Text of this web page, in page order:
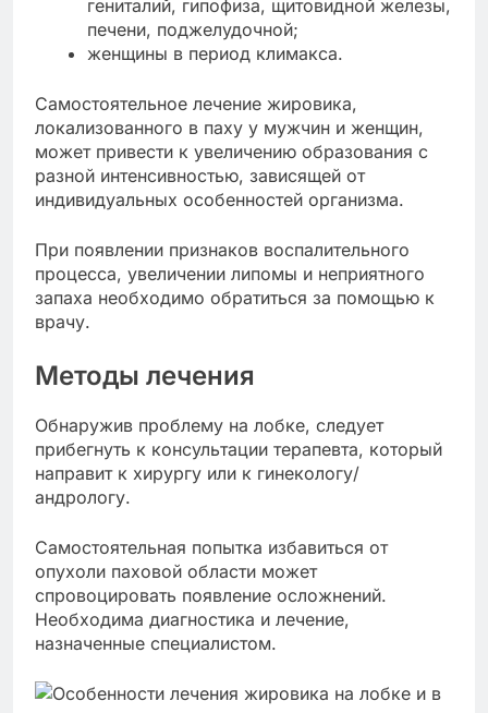
гениталий, гипофиза, щитовидной железы,
печени, поджелудочной;
женщины в период климакса.
Самостоятельное лечение жировика,
локализованного в паху у мужчин и женщин,
может привести к увеличению образования с
разной интенсивностью, зависящей от
индивидуальных особенностей организма.
При появлении признаков воспалительного
процесса, увеличении липомы и неприятного
запаха необходимо обратиться за помощью к
врачу.
Методы лечения
Обнаружив проблему на лобке, следует
прибегнуть к консультации терапевта, который
направит к хирургу или к гинекологу/
андрологу.
Самостоятельная попытка избавиться от
опухоли паховой области может
спровоцировать появление осложнений.
Необходима диагностика и лечение,
назначенные специалистом.